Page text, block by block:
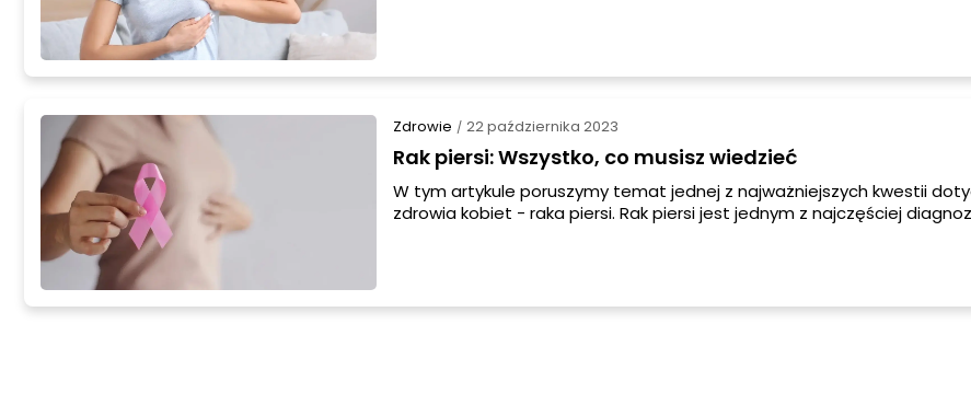
Zdrowie / 22 października 2023
Rak piersi: Wszystko, co musisz wiedzieć
W tym artykule poruszymy temat jednej z najważniejszych kwestii
zdrowia kobiet - raka piersi. Rak piersi jest jednym z najczęściej